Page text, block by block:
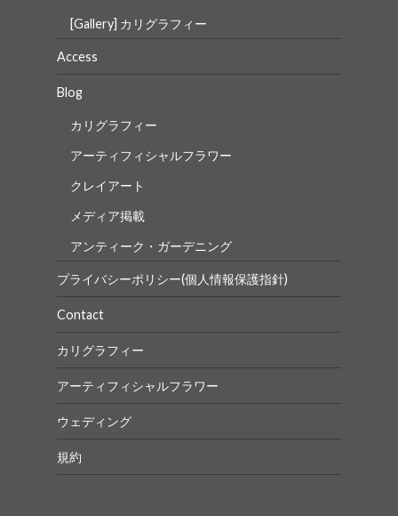
[Gallery] カリグラフィー
Access
Blog
カリグラフィー
アーティフィシャルフラワー
クレイアート
メディア掲載
アンティーク・ガーデニング
プライバシーポリシー(個人情報保護指針)
Contact
カリグラフィー
アーティフィシャルフラワー
ウェディング
規約